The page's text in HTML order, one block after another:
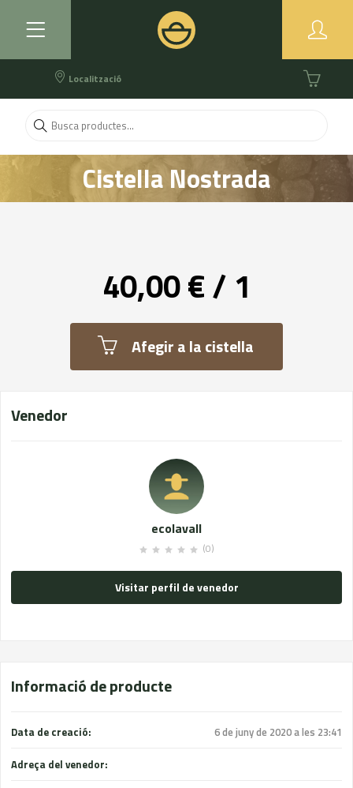
Localització
Cistella Nostrada
40,00 € / 1
Afegir a la cistella
Venedor
ecolavall
(0)
Visitar perfil de venedor
Informació de producte
Data de creació: 6 de juny de 2020 a les 23:41
Adreça del venedor: